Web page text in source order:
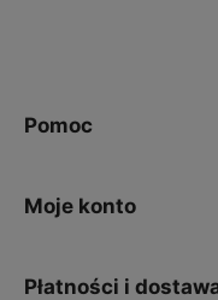
Pomoc
Moje konto
Płatności i